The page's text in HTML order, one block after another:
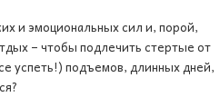
и эмоциональных сил и, порой,
– чтобы подлечить стертые от
успеть!) подъемов, длинных дней,